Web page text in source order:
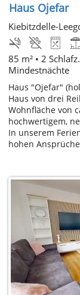
Haus Ojefar
Kiebitzdelle-
85 m² • 2
Mindestnächte
Haus "Ojefar"
Haus von drei
Wohnfläche von
hochwertigem,
In unserem
hohen